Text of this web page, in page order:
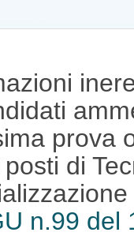
prova
di
n.99 del